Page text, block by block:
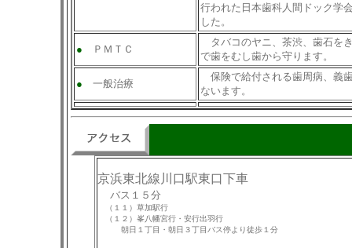
行われた日本歯科人間ドック学
した。
● ＰＭＴＣ
タバコのヤニ、茶渋、歯石を
で歯をむし歯から守ります。
● 一般治療
保険で給付される歯周病、義
ないます。
京浜東北線川口駅東口下車
バス１５分
（１１）草加駅行
（１２）峯八幡宮行・安行出羽行
朝日１丁目・朝日３丁目バス停より徒歩１分